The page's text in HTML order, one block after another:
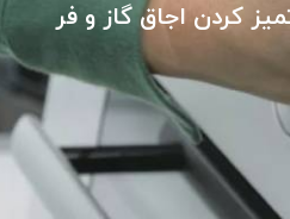
کردن اجاق گاز و فر